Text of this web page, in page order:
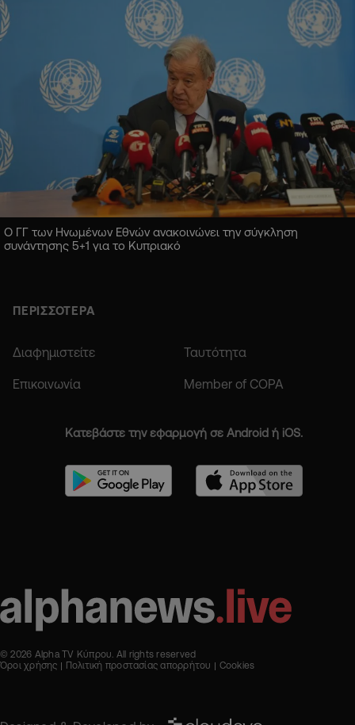
Ο ΓΓ των Ηνωμένων Εθνών ανακοινώνει την σύγκληση
συνάντησης 5+1 για το Κυπριακό
ΠΕΡΙΣΣΟΤΕΡΑ
Διαφημιστείτε Ταυτότητα
Επικοινωνία Member of COPA
Κατεβάστε την εφαρμογή σε Android ή iOS.
© 2026 Alpha TV Κύπρου. All rights reserved
Όροι χρήσης
Πολιτική προστασίας απορρήτου Cookies